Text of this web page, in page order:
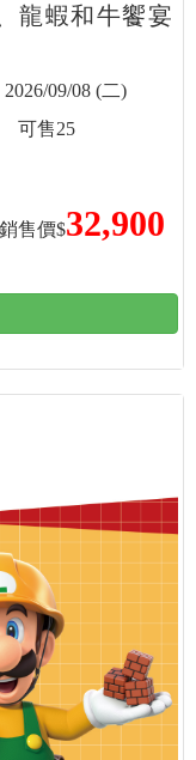
龍蝦和牛饗宴
2026/09/08 (二)
銷售價$32,900
可售25